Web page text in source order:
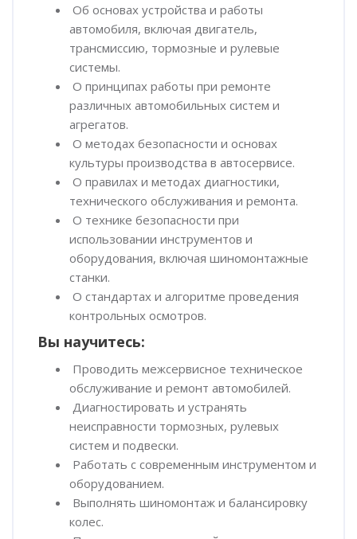
Об основах устройства и работы
автомобиля, включая двигатель,
трансмиссию, тормозные и рулевые
системы.
О принципах работы при ремонте
различных автомобильных систем и
агрегатов.
О методах безопасности и основах
культуры производства в автосервисе.
О правилах и методах диагностики,
технического обслуживания и ремонта.
О технике безопасности при
использовании инструментов и
оборудования, включая шиномонтажные
станки.
О стандартах и алгоритме проведения
контрольных осмотров.
Вы научитесь:
Проводить межсервисное техническое
обслуживание и ремонт автомобилей.
Диагностировать и устранять
неисправности тормозных, рулевых
систем и подвески.
Работать с современным инструментом и
оборудованием.
Выполнять шиномонтаж и балансировку
колес.